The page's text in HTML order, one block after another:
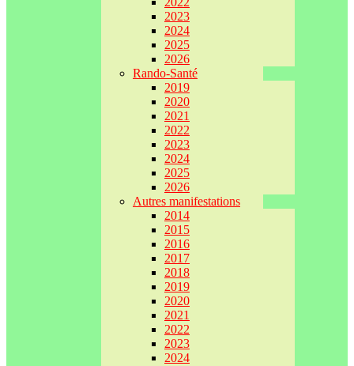
2023
2024
2025
2026
Rando-Santé
2019
2020
2021
2022
2023
2024
2025
2026
Autres manifestations
2014
2015
2016
2017
2018
2019
2020
2021
2022
2023
2024